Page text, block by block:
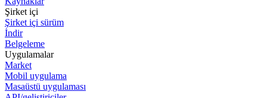
Şirket içi
Şirket içi sürüm
İndir
Belgeleme
Uygulamalar
Market
Mobil uygulama
Masaüstü uygulaması